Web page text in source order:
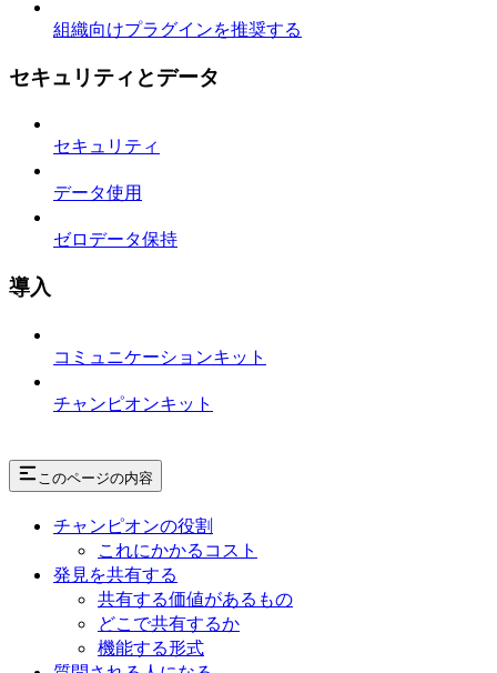
組織向けプラグインを推奨する
セキュリティとデータ
セキュリティ
データ使用
ゼロデータ保持
導入
コミュニケーションキット
チャンピオンキット
このページの内容
チャンピオンの役割
これにかかるコスト
発見を共有する
共有する価値があるもの
どこで共有するか
機能する形式